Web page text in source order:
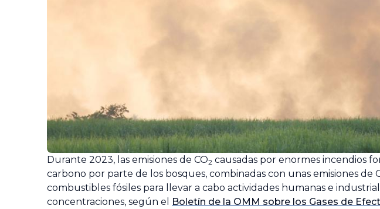
Durante 2023, las emisiones de CO2 causadas por enormes incendios
carbono por parte de los bosques, combinadas con unas emisiones de
combustibles fósiles para llevar a cabo actividades humanas e
concentraciones, según el
Boletín de la OMM sobre los Gases de